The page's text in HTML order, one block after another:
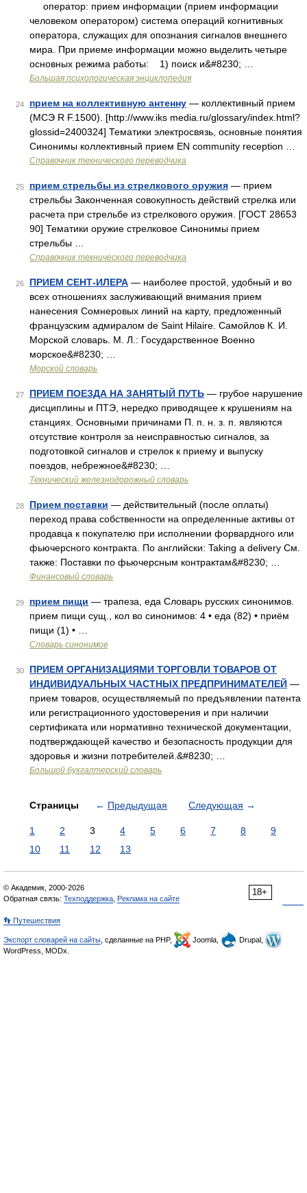
оператор: прием информации (прием информации
человеком оператором) система операций когнитивных
оператора, служащих для опознания сигналов внешнего
мира. При приеме информации можно выделить четыре
основных режима работы: 1) поиск и&#8230; …
Большая психологическая энциклопедия
24 прием на коллективную антенну — коллективный прием
(МСЭ R F.1500). [http://www.iks media.ru/glossary/index.html?
glossid=2400324] Тематики электросвязь, основные понятия
Синонимы коллективный прием EN community reception …
Справочник технического переводчика
25 прием стрельбы из стрелкового оружия — прием
стрельбы Законченная совокупность действий стрелка или
расчета при стрельбе из стрелкового оружия. [ГОСТ 28653
90] Тематики оружие стрелковое Синонимы прием
стрельбы …
Справочник технического переводчика
26 ПРИЕМ СЕНТ-ИЛЕРА — наиболее простой, удобный и во
всех отношениях заслуживающий внимания прием
нанесения Сомнеровых линий на карту, предложенный
французским адмиралом de Saint Hilaire. Самойлов К. И.
Морской словарь. М. Л.: Государственное Военно
морское&#8230; …
Морской словарь
27 ПРИЕМ ПОЕЗДА НА ЗАНЯТЫЙ ПУТЬ — грубое нарушение
дисциплины и ПТЭ, нередко приводящее к крушениям на
станциях. Основными причинами П. п. н. з. п. являются
отсутствие контроля за неисправностью сигналов, за
подготовкой сигналов и стрелок к приему и выпуску
поездов, небрежное&#8230; …
Технический железнодорожный словарь
28 Прием поставки — действительный (после оплаты)
переход права собственности на определенные активы от
продавца к покупателю при исполнении форвардного или
фьючерсного контракта. По английски: Taking a delivery См.
также: Поставки по фьючерсным контрактам&#8230; …
Финансовый словарь
29 прием пищи — трапеза, еда Словарь русских синонимов.
прием пищи сущ., кол во синонимов: 4 • еда (82) • приём
пищи (1) • …
Словарь синонимов
30
ПРИЕМ ОРГАНИЗАЦИЯМИ ТОРГОВЛИ ТОВАРОВ ОТ
ИНДИВИДУАЛЬНЫХ ЧАСТНЫХ ПРЕДПРИНИМАТЕЛЕЙ —
прием товаров, осуществляемый по предъявлении патента
или регистрационного удостоверения и при наличии
сертификата или нормативно технической документации,
подтверждающей качество и безопасность продукции для
здоровья и жизни потребителей.&#8230; …
Большой бухгалтерский словарь
Страницы ← Предыдущая Следующая →
1 2 3 4 5 6 7 8
9
10
11 12 13
18+
© Академик, 2000-2026
Обратная связь: Техподдержка Реклама на сайте
👣 Путешествия
Экспорт словарей на сайты , сделанные на PHP, Joomla,
Drupal,
WordPress, MODx.